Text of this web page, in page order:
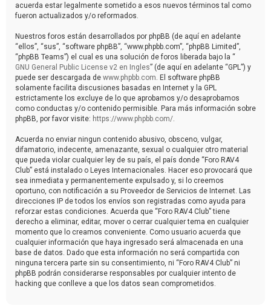
acuerda estar legalmente sometido a esos nuevos términos tal como
fueron actualizados y/o reformados.
Nuestros foros están desarrollados por phpBB (de aquí en adelante
“ellos”, “sus”, “software phpBB”, “www.phpbb.com”, “phpBB Limited”,
“phpBB Teams”) el cual es una solución de foros liberada bajo la “
GNU General Public License v2 en Ingles” (de aquí en adelante “GPL”) y
puede ser descargada de www.phpbb.com . El software phpBB
solamente facilita discusiones basadas en Internet y la GPL
estrictamente los excluye de lo que aprobamos y/o desaprobamos
como conductas y/o contenido permisible. Para más información sobre
phpBB, por favor visite: https://www.phpbb.com/
Acuerda no enviar ningun contenido abusivo, obsceno, vulgar,
difamatorio, indecente, amenazante, sexual o cualquier otro material
que pueda violar cualquier ley de su país, el país donde “Foro RAV4
Club” está instalado o Leyes Internacionales. Hacer eso provocará que
sea inmediata y permanentemente expulsado y, si lo creemos
oportuno, con notificación a su Proveedor de Servicios de Internet. Las
direcciones IP de todos los envíos son registradas como ayuda para
reforzar estas condiciones. Acuerda que “Foro RAV4 Club” tiene
derecho a eliminar, editar, mover o cerrar cualquier tema en cualquier
momento que lo creamos conveniente. Como usuario acuerda que
cualquier información que haya ingresado será almacenada en una
base de datos. Dado que esta información no será compartida con
ninguna tercera parte sin su consentimiento, ni “Foro RAV4 Club” ni
phpBB podrán considerarse responsables por cualquier intento de
hacking que conlleve a que los datos sean comprometidos.